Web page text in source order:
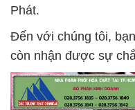
Phát.
Đến với chúng tôi,
còn nhận được sự